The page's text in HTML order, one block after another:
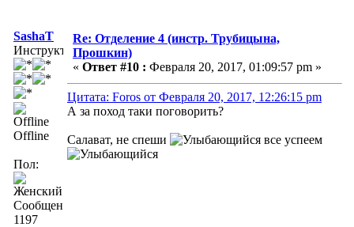
SashaT
Инструктор
Offline
Пол:
Сообщений:
1197
Re: Отделение 4 (инстр. Трубицына,
Прошкин)
« Ответ #10 : Февраля 20, 2017, 01:09:57 pm »
Цитата: Foros от Февраля 20, 2017, 12:26:15 pm
А за поход таки поговорить?
Салават, не спеши все успеем